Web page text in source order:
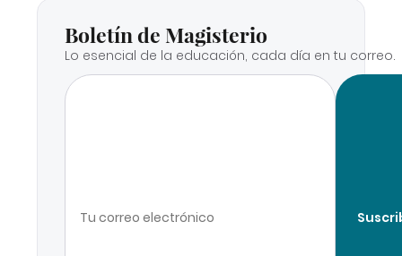
Boletín de Magisterio
Lo esencial de la educación, cada día en tu correo.